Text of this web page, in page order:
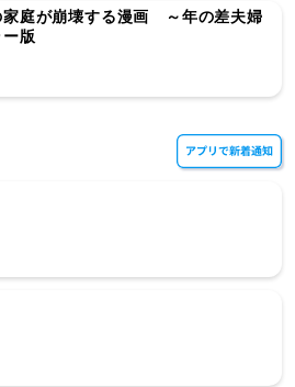
家庭が崩壊する漫画 ～年の差夫婦
版